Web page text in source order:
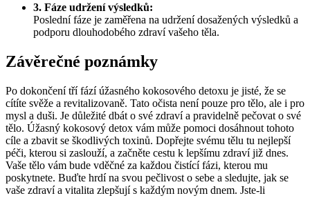
3. Fáze udržení výsledků:
Poslední fáze je zaměřena na udržení dosažených výsledků a
podporu dlouhodobého zdraví vašeho těla.
Závěrečné poznámky
Po dokončení tří fází úžasného kokosového detoxu je jisté, že se
cítíte svěže a revitalizovaně. Tato očista není pouze pro tělo, ale i pro
mysl a duši. Je důležité dbát o své zdraví a pravidelně pečovat o své
tělo. Úžasný kokosový detox vám může pomoci dosáhnout tohoto
cíle a zbavit se škodlivých toxinů. Dopřejte svému tělu tu nejlepší
péči, kterou si zaslouží, a začněte cestu k lepšímu zdraví již dnes.
Vaše tělo vám bude vděčné za každou čistící fázi, kterou mu
poskytnete. Buďte hrdí na svou pečlivost o sebe a sledujte, jak se
vaše zdraví a vitalita zlepšují s každým novým dnem. Jste-li